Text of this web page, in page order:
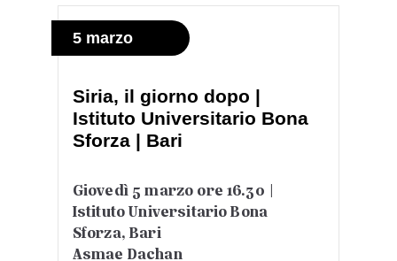
5 marzo
Siria, il giorno dopo |
Istituto Universitario Bona
Sforza | Bari
Giovedì 5 marzo ore 16.30 |
Istituto Universitario Bona
Sforza, Bari
Asmae Dachan